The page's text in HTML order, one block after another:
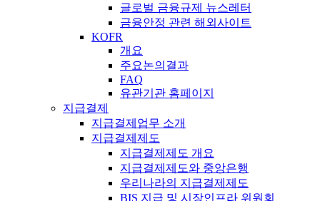
글로벌 금융규제 뉴스레터
금융안정 관련 해외사이트
KOFR
개요
주요논의결과
FAQ
유관기관 홈페이지
지급결제
지급결제업무 소개
지급결제제도
지급결제제도 개요
지급결제제도와 중앙은행
우리나라의 지급결제제도
BIS 지급 및 시장인프라 위원회